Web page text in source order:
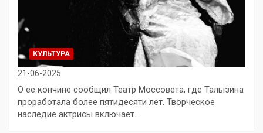
КУЛЬТУРА
21-06-2025
О ее кончине сообщил Театр Моссовета, где Талызина
проработала более пятидесяти лет. Творческое
наследие актрисы включает…